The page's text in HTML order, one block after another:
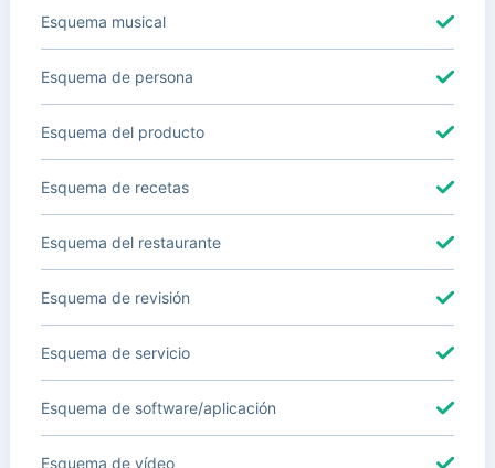
Esquema musical
Esquema de persona
Esquema del producto
Esquema de recetas
Esquema del restaurante
Esquema de revisión
Esquema de servicio
Esquema de software/aplicación
Esquema de vídeo